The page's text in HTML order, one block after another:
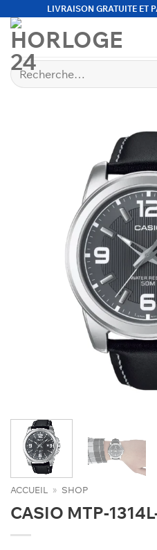
contenu
LIVRAISON GRATUITE ET
Recherche
pour :
ACCUEIL » SHOP
CASIO MTP-